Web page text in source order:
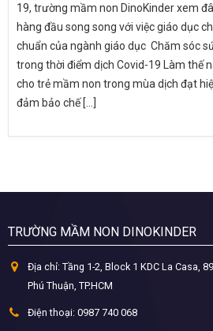
19, trường mầm non DinoKinder xem
hàng đầu song song với việc giáo dục
chuẩn của ngành giáo dục Chăm sóc
trong thời điểm dịch Covid-19 Làm thế
cho trẻ mầm non trong mùa dịch đạt
đảm bảo chế [...]
TRƯỜNG MẦM NON DINOKINDER
Địa chỉ: Tầng 1-2, Block 1 KDC La Casa,
Phú Thuận, TP.HCM
Điện thoại: 0987 740 068